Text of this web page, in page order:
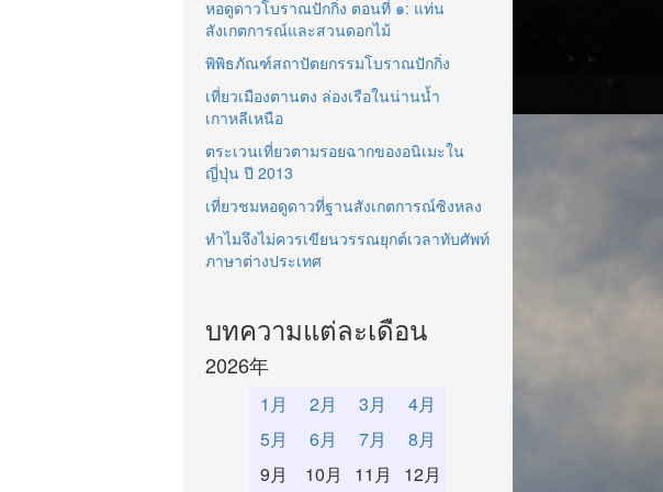
หอดูดาวโบราณปักกิ่ง ตอนที่ ๑: แท่น
สังเกตการณ์และสวนดอกไม้
พิพิธภัณฑ์สถาปัตยกรรมโบราณปักกิ่ง
เที่ยวเมืองตานตง ล่องเรือในน่านน้ำ
เกาหลีเหนือ
ตระเวนเที่ยวตามรอยฉากของอนิเมะใน
ญี่ปุ่น ปี 2013
เที่ยวชมหอดูดาวที่ฐานสังเกตการณ์ซิงหลง
ทำไมจึงไม่ควรเขียนวรรณยุกต์เวลาทับศัพท์
ภาษาต่างประเทศ
บทความแต่ละเดือน
2026年
1月 2月 3月
4月
5月
6月 7月
8月
9月
10月 11月 12月